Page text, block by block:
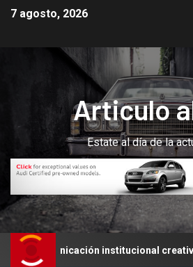
7 agosto, 2026
Articulo
Estate al día de la
comunicación institucional creativa: